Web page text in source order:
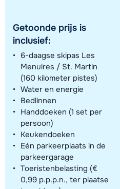
Getoonde prijs is
inclusief:
6-daagse skipas Les
Menuires / St. Martin
(160 kilometer pistes)
Water en energie
Bedlinnen
Handdoeken (1 set per
persoon)
Keukendoeken
Eén parkeerplaats in de
parkeergarage
Toeristenbelasting (€
0,99 p.p.p.n., ter plaatse